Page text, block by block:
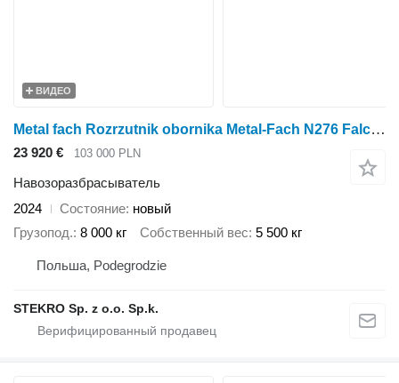
ВИДЕО
Metal fach Rozrzutnik obornika Metal-Fach N276 Falcon 8T
23 920 € 103 000 PLN
Навозоразбрасыватель
2024
Состояние новый
Грузопод. 8 000 кг Собственный вес 5 500 кг
Польша, Podegrodzie
STEKRO Sp. z o.o. Sp.k.